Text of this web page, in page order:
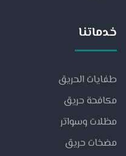
خدماتنا
طفايات الحريق
مكافحة حريق
مظلات وسواتر
مضخات حريق